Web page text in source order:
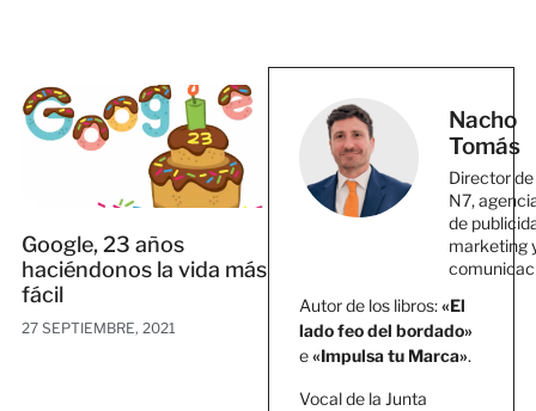
Google, 23 años
haciéndonos la vida más
fácil
27 SEPTIEMBRE, 2021
Nacho
Tomás
Director de
N7,
de
marketing
Autor de los libros:«El
lado feo del bordado»
e«Impulsa tu Marca».
Vocal de la Junta